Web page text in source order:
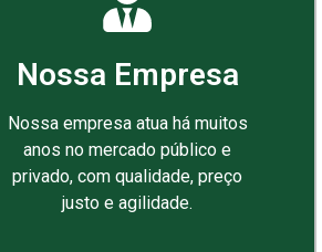
Nossa Empresa
Nossa empresa atua há muitos
anos no mercado público e
privado, com qualidade, preço
justo e agilidade.